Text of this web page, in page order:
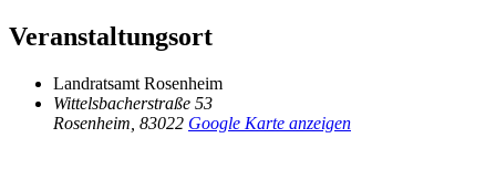
Veranstaltungsort
Landratsamt Rosenheim
Wittelsbacherstraße 53
Rosenheim 83022 Google Karte anzeigen